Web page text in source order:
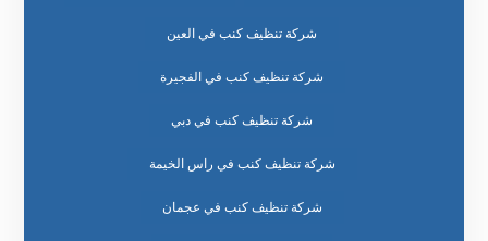
شركة تنظيف كنب في العين
شركة تنظيف كنب في الفجيرة
شركة تنظيف كنب في دبي
شركة تنظيف كنب في راس الخيمة
شركة تنظيف كنب في عجمان